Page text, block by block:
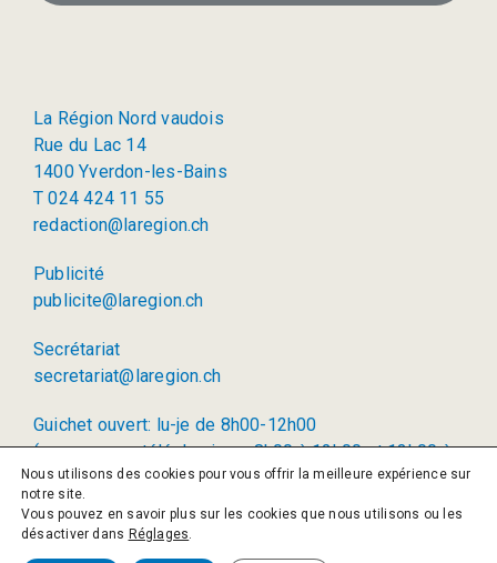
La Région Nord vaudois
Rue du Lac 14
1400 Yverdon-les-Bains
T 024 424 11 55
redaction@laregion.ch
Publicité
publicite@laregion.ch
Secrétariat
secretariat@laregion.ch
Guichet ouvert: lu-je de 8h00-12h00
(permanence téléphonique: 8h00 à 12h00 et 13h00 à
17h00)
© 2026 La Région SA
Nous utilisons des cookies pour vous offrir la meilleure expérience sur
notre site.
Vous pouvez en savoir plus sur les cookies que nous utilisons ou les
désactiver dans Réglages.